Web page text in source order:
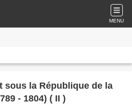
MENU
sous la République de la
- 1804) ( II )